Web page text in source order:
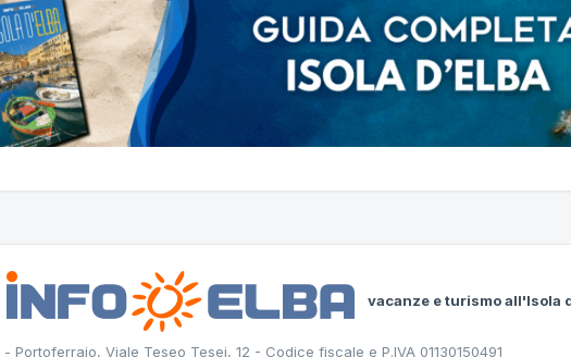
vacanze e turismo all'Isola
- Portoferraio, Viale Teseo Tesei, 12 - Codice fiscale e P.IVA 01130150491